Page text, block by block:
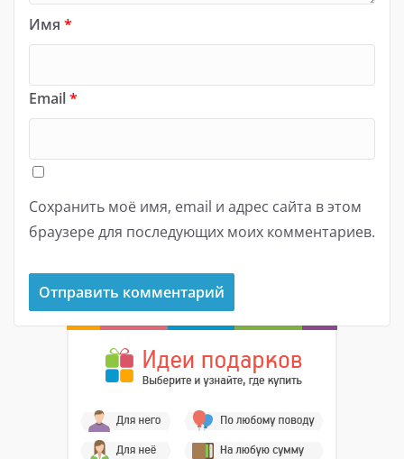
Имя *
Email*
Сохранить моё имя, email и адрес сайта в этом
браузере для последующих моих комментариев.